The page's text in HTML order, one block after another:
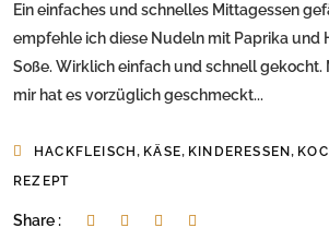
Ein einfaches und schnelles Mittagessen
empfehle ich diese Nudeln mit Paprika und
Soße. Wirklich einfach und schnell gekocht.
mir hat es vorzüglich geschmeckt...
HACKFLEISCH, KÄSE, KINDERESSEN,
REZEPT
Share :